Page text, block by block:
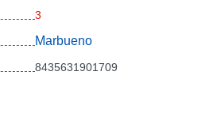
3
Marbueno
8435631901709